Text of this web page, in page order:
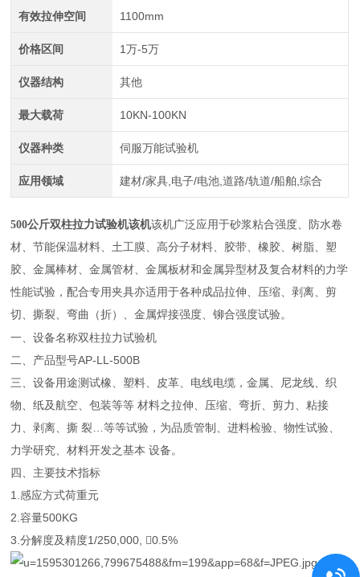
有效拉伸空间 1100mm
价格区间 1万-5万
仪器结构 其他
最大载荷 10KN-100KN
仪器种类 伺服万能试验机
应用领域 建材/家具,电子/电池,道路/轨道/船舶,综合
500公斤双柱拉力试验机该机该机广泛应用于砂浆粘合强度、防水卷
材、节能保温材料、土工膜、高分子材料、胶带、橡胶、树脂、塑
胶、金属棒材、金属管材、金属板材和金属异型材及复合材料的力学
性能试验，配合专用夹具亦适用于各种成品拉伸、压缩、剥离、剪
切、撕裂、弯曲（折）、金属焊接强度、铆合强度试验。
一、设备名称双柱拉力试验机
二、产品型号AP-LL-500B
三、设备用途测试橡、塑料、皮革、电线电缆，金属、尼龙线、织
物、纸及航空、包装等等 材料之拉伸、压缩、弯折、剪力、粘接
力、剥离、撕 裂…等等试验，为品质管制、进料检验、物性试验、
力学研究、材料开发之基本 设备。
四、主要技术指标
1.感应方式荷重元
2.容量500KG
3.分解度及精度1/250,000, 0.5%